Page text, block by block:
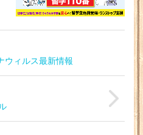
ウィルス最新情報